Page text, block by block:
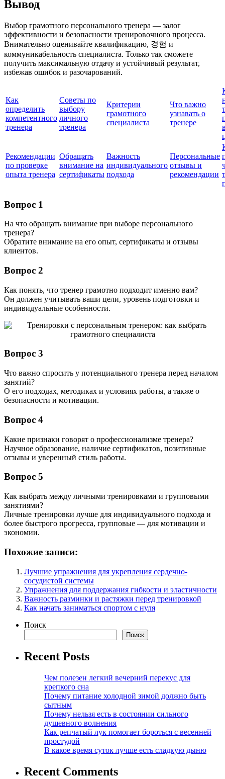
Вывод
Выбор грамотного персонального тренера — залог
эффективности и безопасности тренировочного процесса.
Внимательно оценивайте квалификацию, 경험 и
коммуникабельность специалиста. Только так сможете
получить максимальную отдачу и устойчивый результат,
избежав ошибок и разочарований.
Как
определить
компетентного
тренера
Советы по
выбору
личного
тренера
Критерии
грамотного
специалиста
Что важно
узнавать о
тренере
Рекомендации
по проверке
опыта тренера
Обращать
внимание на
сертификаты
Важность
индивидуального
подхода
Персональные
отзывы и
рекомендации
Вопрос 1
На что обращать внимание при выборе персонального
тренера?
Обратите внимание на его опыт, сертификаты и отзывы
клиентов.
Вопрос 2
Как понять, что тренер грамотно подходит именно вам?
Он должен учитывать ваши цели, уровень подготовки и
индивидуальные особенности.
Вопрос 3
Что важно спросить у потенциального тренера перед началом
занятий?
О его подходах, методиках и условиях работы, а также о
безопасности и мотивации.
Вопрос 4
Какие признаки говорят о профессионализме тренера?
Научное образование, наличие сертификатов, позитивные
отзывы и уверенный стиль работы.
Вопрос 5
Как выбрать между личными тренировками и групповыми
занятиями?
Личные тренировки лучше для индивидуального подхода и
более быстрого прогресса, групповые — для мотивации и
экономии.
Похожие записи:
Лучшие упражнения для укрепления сердечно-
сосудистой системы
Упражнения для поддержания гибкости и эластичности
Важность разминки и растяжки перед тренировкой
Как начать заниматься спортом с нуля
Поиск
Поиск
Recent Posts
Чем полезен легкий вечерний перекус для
крепкого сна
Почему питание холодной зимой должно быть
сытным
Почему нельзя есть в состоянии сильного
душевного волнения
Как репчатый лук помогает бороться с весенней
простудой
В какое время суток лучше есть сладкую дыню
Recent Comments